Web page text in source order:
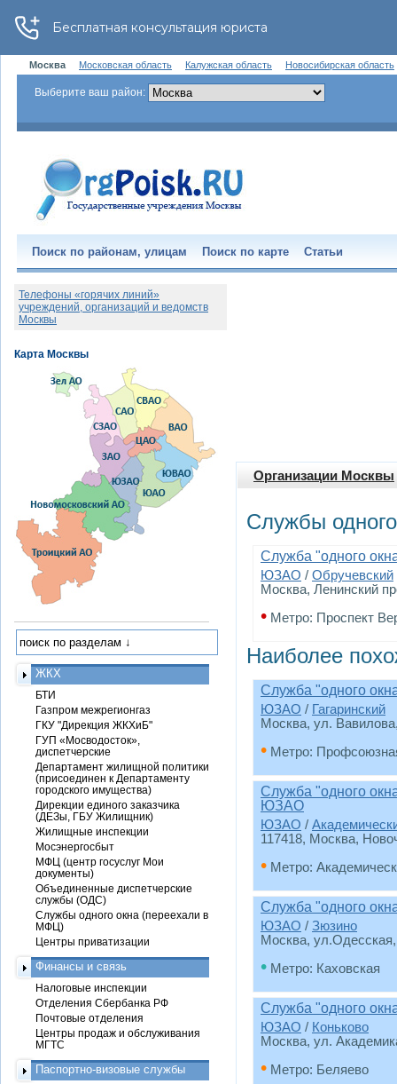
Москва Московская область Калужская область Новосибирская область
Выберите ваш район:
Поиск по районам, улицам Поиск по карте Статьи
Организации Москвы
Службы
Служба "одного
ЮЗАО / Обручевский
Москва, Ленинский
• Метро: Проспект
Наиболее
Служба "одного
ЮЗАО / Гагаринский
Москва, ул.
• Метро:
Служба "одного
ЮЗАО
ЮЗАО /
117418, Москва,
• Метро:
Служба "одного
ЮЗАО / Зюзино
Москва,
• Метро: Каховская
Служба "одного
ЮЗАО / Коньково
Москва, ул.
• Метро: Беляево
Телефоны «горячих линий»
учреждений, организаций и ведомств
Москвы
ЖКХ
БТИ
Газпром межрегионгаз
ГКУ "Дирекция ЖКХиБ"
ГУП «Мосводосток»,
диспетчерские
Департамент жилищной политики
(присоединен к Департаменту
городского имущества)
Дирекции единого заказчика
(ДЕЗы, ГБУ Жилищник)
Жилищные инспекции
Мосэнергосбыт
МФЦ (центр госуслуг Мои
документы)
Объединенные диспетчерские
службы (ОДС)
Службы одного окна (переехали в
МФЦ)
Центры приватизации
Финансы и связь
Налоговые инспекции
Отделения Сбербанка РФ
Почтовые отделения
Центры продаж и обслуживания
МГТС
Паспортно-визовые службы